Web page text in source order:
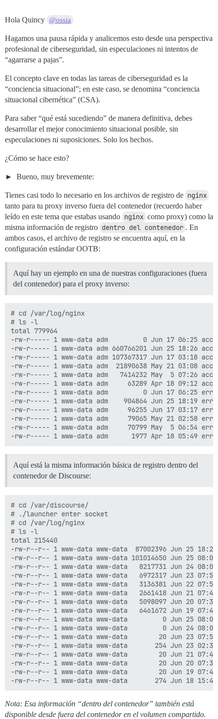
Hola Quincy @ossia
Hagamos una pausa rápida y analicemos esto desde una perspectiva
profesional de ciberseguridad, sin especulaciones ni intentos de
“agarrarse a pajas”.
El concepto clave en todas las tareas de ciberseguridad es la
“conciencia situacional”; en este caso, se denomina “conciencia
situacional cibernética” (CSA).
Para saber “qué está sucediendo” de manera definitiva, debes
desarrollar el mejor conocimiento situacional posible, sin
especulaciones ni suposiciones. Solo los hechos.
¿Cómo se hace esto?
Bueno, muy brevemente:
Tienes casi todo lo necesario en los archivos de registro de nginx
tanto para tu proxy inverso fuera del contenedor (recuerdo haber
leído en este tema que estabas usando nginx como proxy) como la
misma información de registro dentro del contenedor . En
ambos casos, el archivo de registro se encuentra aquí, en la
configuración estándar OOTB:
Aquí hay un ejemplo en una de nuestras configuraciones (fuera
del contenedor) para el proxy inverso:
# cd /var/log/nginx
# ls -l
total 779964
-rw-r----- 1 www-data adm         0 Jun 17 06:25
-rw-r----- 1 www-data adm 660766201 Jun 25 18:26
-rw-r----- 1 www-data adm 107367317 Jun 17 03:18
-rw-r----- 1 www-data adm  21890638 May 21 03:08
-rw-r----- 1 www-data adm   7414232 May  5 07:26
-rw-r----- 1 www-data adm     63289 Apr 18 09:12
-rw-r----- 1 www-data adm         0 Jun 17 06:25
-rw-r----- 1 www-data adm    904864 Jun 25 18:19
-rw-r----- 1 www-data adm     96255 Jun 17 03:17
-rw-r----- 1 www-data adm     79065 May 21 02:58
-rw-r----- 1 www-data adm     70799 May  5 06:54
Aquí está la misma información básica de registro dentro del
contenedor de Discourse:
# cd /var/discourse/
# ./launcher enter socket
# cd /var/log/nginx
# ls -l
total 215440
-rw-r--r-- 1 www-data www-data  87002396 Jun 25
-rw-r--r-- 1 www-data www-data 101014650 Jun 25
-rw-r--r-- 1 www-data www-data   8217731 Jun 24
-rw-r--r-- 1 www-data www-data   6972317 Jun 23
-rw-r--r-- 1 www-data www-data   3136381 Jun 22
-rw-r--r-- 1 www-data www-data   2661418 Jun 21
-rw-r--r-- 1 www-data www-data   5098097 Jun 20
-rw-r--r-- 1 www-data www-data   6461672 Jun 19
-rw-r--r-- 1 www-data www-data         0 Jun 25
-rw-r--r-- 1 www-data www-data         0 Jun 24
-rw-r--r-- 1 www-data www-data        20 Jun 23
-rw-r--r-- 1 www-data www-data       254 Jun 23
-rw-r--r-- 1 www-data www-data        20 Jun 21
-rw-r--r-- 1 www-data www-data        20 Jun 20
-rw-r--r-- 1 www-data www-data        20 Jun 19
Nota: Esa información “dentro del contenedor” también está
disponible desde fuera del contenedor en el volumen compartido.